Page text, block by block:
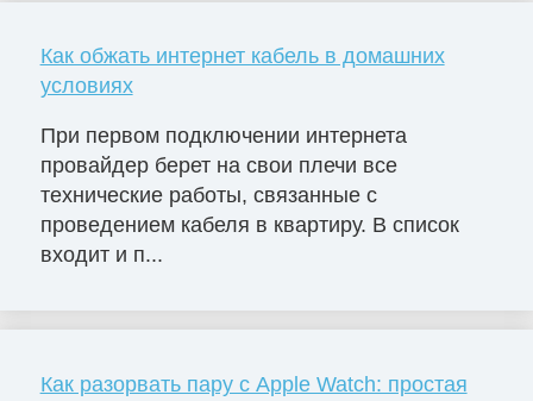
Как обжать интернет кабель в домашних
условиях
При первом подключении интернета
провайдер берет на свои плечи все
технические работы, связанные с
проведением кабеля в квартиру. В список
входит и п...
Как разорвать пару с Apple Watch: простая